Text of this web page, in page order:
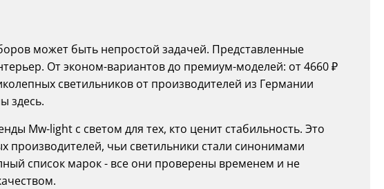
может быть непростой задачей. Представленные
От эконом-вариантов до премиум-моделей: от 4660 ₽
светильников от производителей из Германии
здесь.
Mw-light с светом для тех, кто ценит стабильность. Это
производителей, чьи светильники стали синонимами
список марок - все они проверены временем и не